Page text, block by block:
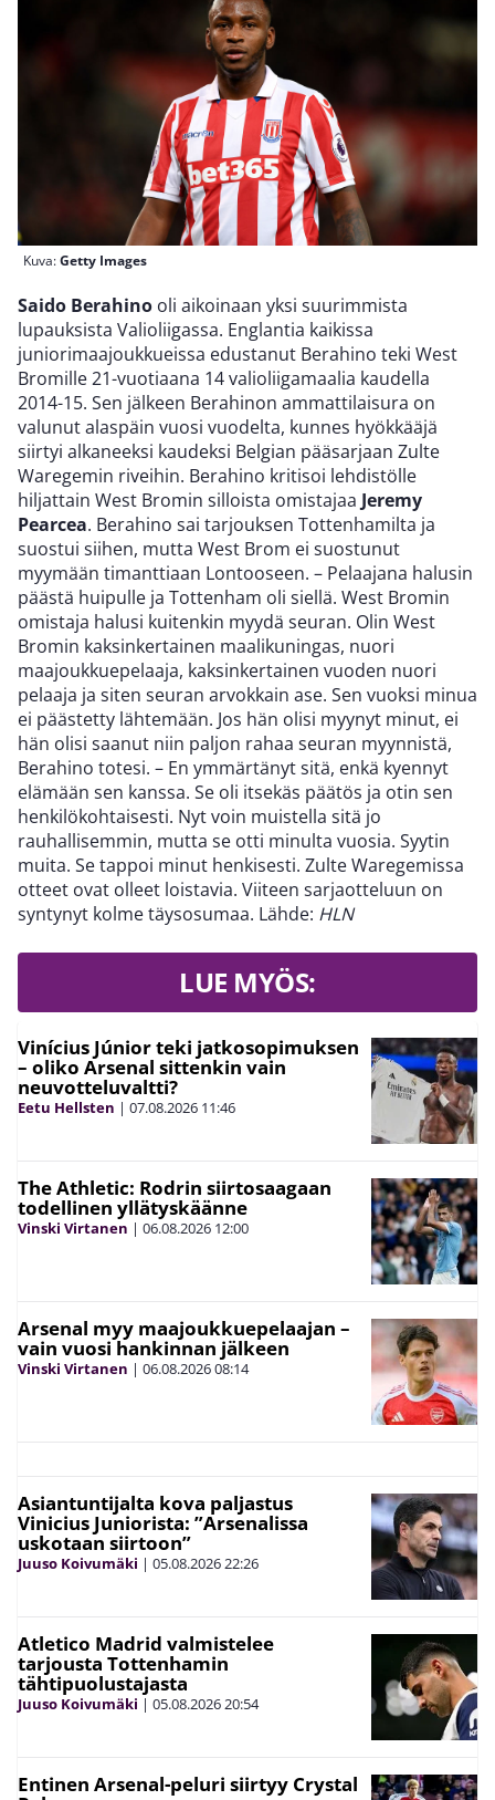
Kuva:Getty Images
Saido Berahino oli aikoinaan yksi suurimmista
lupauksista Valioliigassa. Englantia kaikissa
juniorimaajoukkueissa edustanut Berahino teki West
Bromille 21-vuotiaana 14 valioliigamaalia kaudella
2014-15. Sen jälkeen Berahinon ammattilaisura on
valunut alaspäin vuosi vuodelta, kunnes hyökkääjä
siirtyi alkaneeksi kaudeksi Belgian pääsarjaan Zulte
Waregemin riveihin. Berahino kritisoi lehdistölle
hiljattain West Bromin silloista omistajaa Jeremy
Pearcea. Berahino sai tarjouksen Tottenhamilta ja
suostui siihen, mutta West Brom ei suostunut
myymään timanttiaan Lontooseen. – Pelaajana halusin
päästä huipulle ja Tottenham oli siellä. West Bromin
omistaja halusi kuitenkin myydä seuran. Olin West
Bromin kaksinkertainen maalikuningas, nuori
maajoukkuepelaaja, kaksinkertainen vuoden nuori
pelaaja ja siten seuran arvokkain ase. Sen vuoksi minua
ei päästetty lähtemään. Jos hän olisi myynyt minut, ei
hän olisi saanut niin paljon rahaa seuran myynnistä,
Berahino totesi. – En ymmärtänyt sitä, enkä kyennyt
elämään sen kanssa. Se oli itsekäs päätös ja otin sen
henkilökohtaisesti. Nyt voin muistella sitä jo
rauhallisemmin, mutta se otti minulta vuosia. Syytin
muita. Se tappoi minut henkisesti. Zulte Waregemissa
otteet ovat olleet loistavia. Viiteen sarjaotteluun on
syntynyt kolme täysosumaa. Lähde: HLN
LUE MYÖS:
Vinícius Júnior teki jatkosopimuksen
– oliko Arsenal sittenkin vain
neuvotteluvaltti?
Eetu Hellsten | 07.08.2026 11:46
The Athletic: Rodrin siirtosaagaan
todellinen yllätyskäänne
Vinski Virtanen | 06.08.2026 12:00
Arsenal myy maajoukkuepelaajan –
vain vuosi hankinnan jälkeen
Vinski Virtanen | 06.08.202608:14
Asiantuntijalta kova paljastus
Vinicius Juniorista: ”Arsenalissa
uskotaan siirtoon”
Juuso Koivumäki | 05.08.2026 22:26
Atletico Madrid valmistelee
tarjousta Tottenhamin
tähtipuolustajasta
Juuso Koivumäki | 05.08.2026 20:54
Entinen Arsenal-peluri siirtyy Crystal